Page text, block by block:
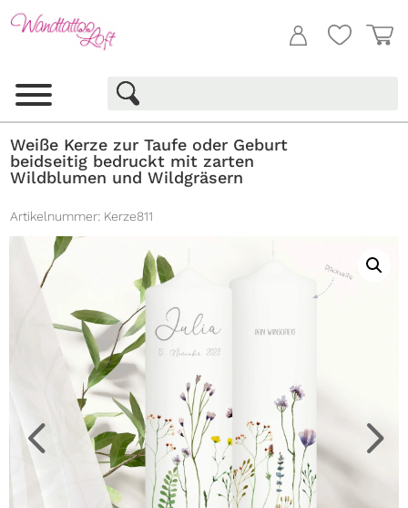
Weiße Kerze zur Taufe oder Geburt
beidseitig bedruckt mit zarten
Wildblumen und Wildgräsern
Artikelnummer: Kerze811